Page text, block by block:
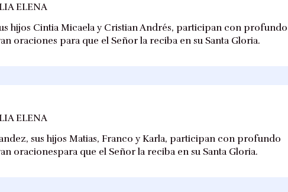
ELENA
hijos Cintia Micaela y Cristian Andrés, participan con profundo
oraciones para que el Señor la reciba en su Santa Gloria.
ELENA
sus hijos Matias, Franco y Karla, participan con profundo
oracionespara que el Señor la reciba en su Santa Gloria.